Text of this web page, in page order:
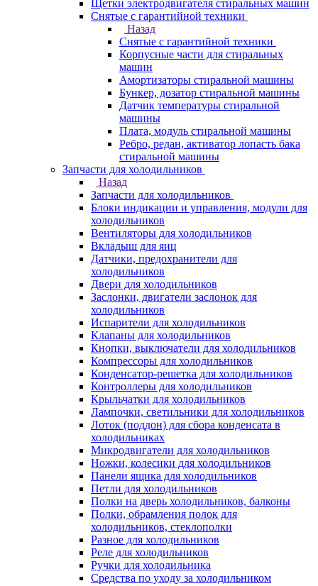
Щетки электродвигателя стиральных машин
Снятые с гарантийной техники
Назад
Снятые с гарантийной техники
Корпусные части для стиральных
машин
Амортизаторы стиральной машины
Бункер, дозатор стиральной машины
Датчик температуры стиральной
машины
Плата, модуль стиральной машины
Ребро, редан, активатор лопасть бака
стиральной машины
Запчасти для холодильников
Назад
Запчасти для холодильников
Блоки индикации и управления, модули для
холодильников
Вентиляторы для холодильников
Вкладыш для яиц
Датчики, предохранители для
холодильников
Двери для холодильников
Заслонки, двигатели заслонок для
холодильников
Испарители для холодильников
Клапаны для холодильников
Кнопки, выключатели для холодильников
Компрессоры для холодильников
Конденсатор-решетка для холодильников
Контроллеры для холодильников
Крыльчатки для холодильников
Лампочки, светильники для холодильников
Лоток (поддон) для сбора конденсата в
холодильниках
Микродвигатели для холодильников
Ножки, колесики для холодильников
Панели ящика для холодильников
Петли для холодильников
Полки на дверь холодильников, балконы
Полки, обрамления полок для
холодильников, стеклополки
Разное для холодильников
Реле для холодильников
Ручки для холодильника
Средства по уходу за холодильником